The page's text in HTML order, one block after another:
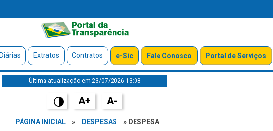
Diárias Extratos Contratos e-Sic Fale Conosco Portal de Serviços
Última atualização em 23/07/2026 13:08
A+ A-
PÁGINA INICIAL » DESPESAS » DESPESA